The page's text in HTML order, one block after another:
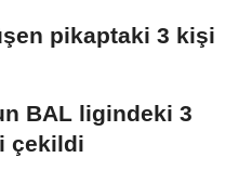
pikaptaki 3 kişi
BAL ligindeki 3
çekildi